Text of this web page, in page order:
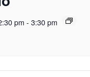
pm - 3:30 pm